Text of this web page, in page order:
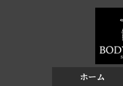
ホーム